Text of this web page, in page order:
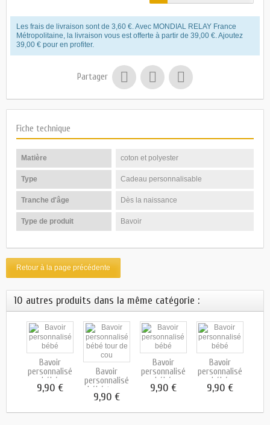
Les frais de livraison sont de 3,60 €. Avec MONDIAL RELAY France
Métropolitaine, la livraison vous est offerte à partir de 39,00 €. Ajoutez
39,00 € pour en profiter.
Partager
Fiche technique
Matière coton et polyester
Type Cadeau personnalisable
Tranche d'âge Dès la naissance
Type de produit Bavoir
Retour à la page précédente
10 autres produits dans la même catégorie :
Bavoir
personnalisé
bébé
9,90 €
Bavoir
personnalisé
bébé tour...
9,90 €
Bavoir
personnalisé
bébé
9,90 €
Bavoir
personnalisé
bébé
9,90 €